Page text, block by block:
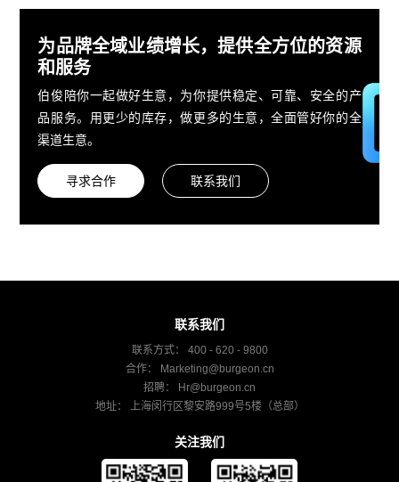
为品牌全域业绩增长，提供全方位的资源
和服务
伯俊陪你一起做好生意，为你提供稳定、可靠、安全的产
品服务。用更少的库存，做更多的生意，全面管好你的全
渠道生意。
寻求合作 联系我们
联系我们
联系方式： 400 - 620 - 9800
合作：
Marketing@burgeon.cn
招聘：
Hr@burgeon.cn
地址： 上海闵行区黎安路999号5楼（总部）
关注我们